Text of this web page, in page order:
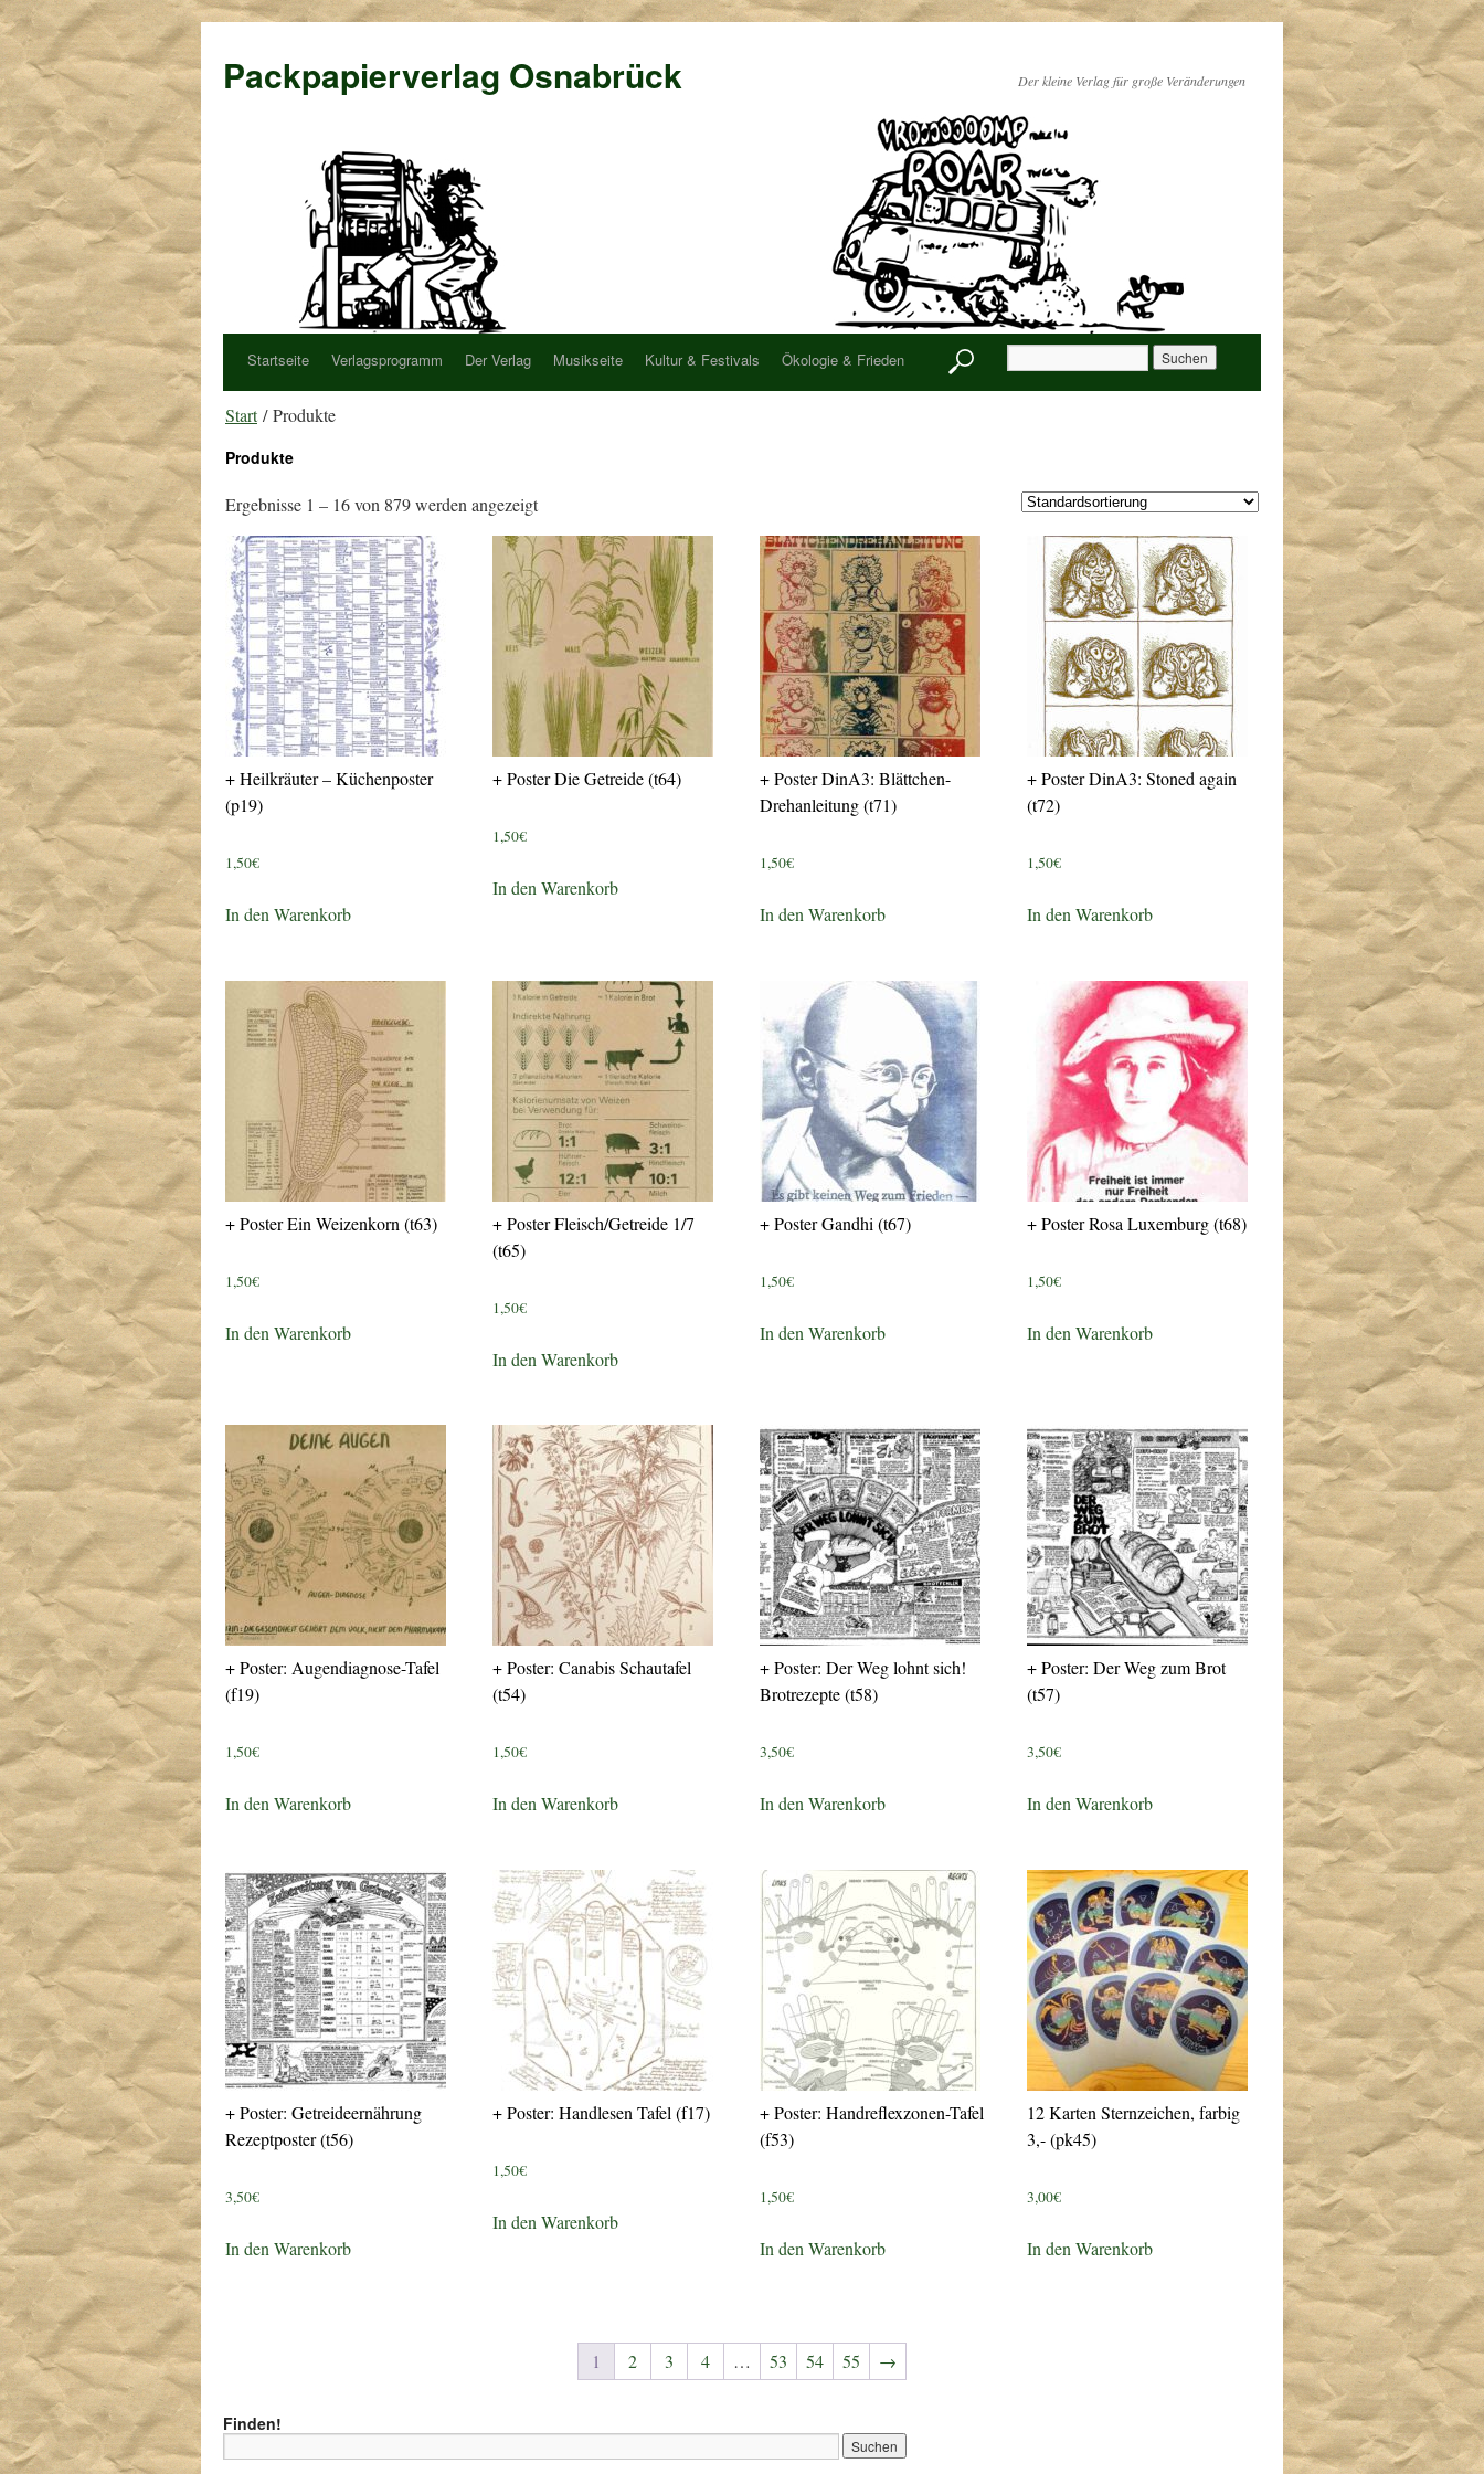
Packpapierverlag Osnabrück Der kleine Verlag für große Veränderungen
Startseite Verlagsprogramm Der Verlag Musikseite Kultur & Festivals Ökologie & Frieden
Start/ Produkte
Produkte
Ergebnisse 1 – 16 von 879 werden angezeigt
+ Heilkräuter – Küchenposter
(p19)
1,50€
In den Warenkorb
+ Poster Die Getreide (t64)
1,50€
In den Warenkorb
+ Poster DinA3: Blättchen-
Drehanleitung (t71)
1,50€
In den Warenkorb
+ Poster DinA3: Stoned again
(t72)
1,50€
In den Warenkorb
+ Poster Ein Weizenkorn (t63)
1,50€
In den Warenkorb
+ Poster Fleisch/Getreide 1/7
(t65)
1,50€
In den Warenkorb
+ Poster Gandhi (t67)
1,50€
In den Warenkorb
+ Poster Rosa Luxemburg (t68)
1,50€
In den Warenkorb
+ Poster: Augendiagnose-Tafel
(f19)
1,50€
In den Warenkorb
+ Poster: Canabis Schautafel
(t54)
1,50€
In den Warenkorb
+ Poster: Der Weg lohnt sich!
Brotrezepte (t58)
3,50€
In den Warenkorb
+ Poster: Der Weg zum Brot
(t57)
3,50€
In den Warenkorb
+ Poster: Getreideernährung
Rezeptposter (t56)
3,50€
In den Warenkorb
+ Poster: Handlesen Tafel (f17)
1,50€
In den Warenkorb
+ Poster: Handreflexzonen-Tafel
(f53)
1,50€
In den Warenkorb
12 Karten Sternzeichen, farbig
3,- (pk45)
3,00€
In den Warenkorb
1 2 3 4 … 53 54 55 →
Finden!